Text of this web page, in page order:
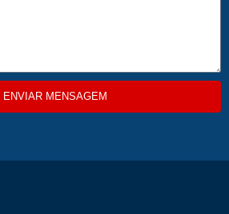
ENVIAR MENSAGEM